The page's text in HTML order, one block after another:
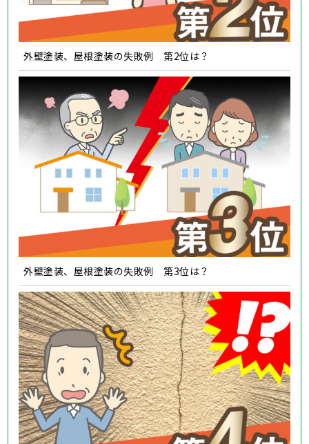
外壁塗装、屋根塗装の失敗例 第2位は？
外壁塗装、屋根塗装の失敗例 第3位は？